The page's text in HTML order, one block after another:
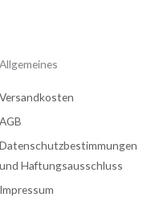
Allgemeines
Versandkosten
AGB
Datenschutzbestimmungen
und Haftungsausschluss
Impressum